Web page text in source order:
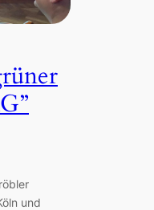
und